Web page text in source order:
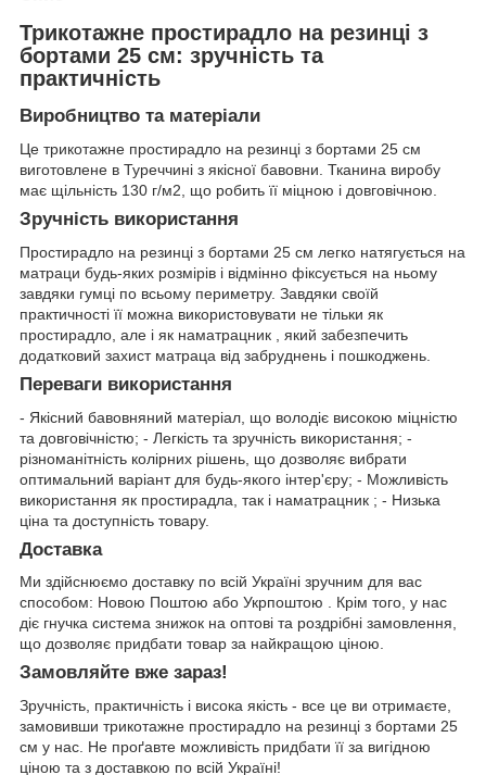
Трикотажне простирадло на резинці з
бортами 25 см: зручність та
практичність
Виробництво та матеріали
Це трикотажне простирадло на резинці з бортами 25 см
виготовлене в Туреччині з якісної бавовни. Тканина виробу
має щільність 130 г/м2, що робить її міцною і довговічною.
Зручність використання
Простирадло на резинці з бортами 25 см легко натягується на
матраци будь-яких розмірів і відмінно фіксується на ньому
завдяки гумці по всьому периметру. Завдяки своїй
практичності її можна використовувати не тільки як
простирадло, але і як наматрацник , який забезпечить
додатковий захист матраца від забруднень і пошкоджень.
Переваги використання
- Якісний бавовняний матеріал, що володіє високою міцністю
та довговічністю; - Легкість та зручність використання; -
різноманітність колірних рішень, що дозволяє вибрати
оптимальний варіант для будь-якого інтер'єру; - Можливість
використання як простирадла, так і наматрацник ; - Низька
ціна та доступність товару.
Доставка
Ми здійснюємо доставку по всій Україні зручним для вас
способом: Новою Поштою або Укрпоштою . Крім того, у нас
діє гнучка система знижок на оптові та роздрібні замовлення,
що дозволяє придбати товар за найкращою ціною.
Замовляйте вже зараз!
Зручність, практичність і висока якість - все це ви отримаєте,
замовивши трикотажне простирадло на резинці з бортами 25
см у нас. Не проґавте можливість придбати її за вигідною
ціною та з доставкою по всій Україні!